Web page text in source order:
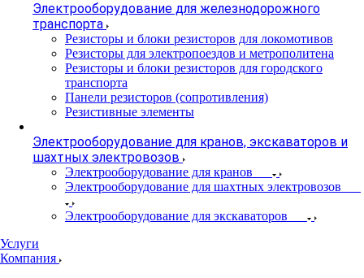
Электрооборудование для железнодорожного
транспорта
Резисторы и блоки резисторов для локомотивов
Резисторы для электропоездов и метрополитена
Резисторы и блоки резисторов для городского
транспорта
Панели резисторов (сопротивления)
Резистивные элементы
Электрооборудование для кранов, экскаваторов и
шахтных электровозов
Электрооборудование для кранов
Электрооборудование для шахтных электровозов
Электрооборудование для экскаваторов
Услуги
Компания